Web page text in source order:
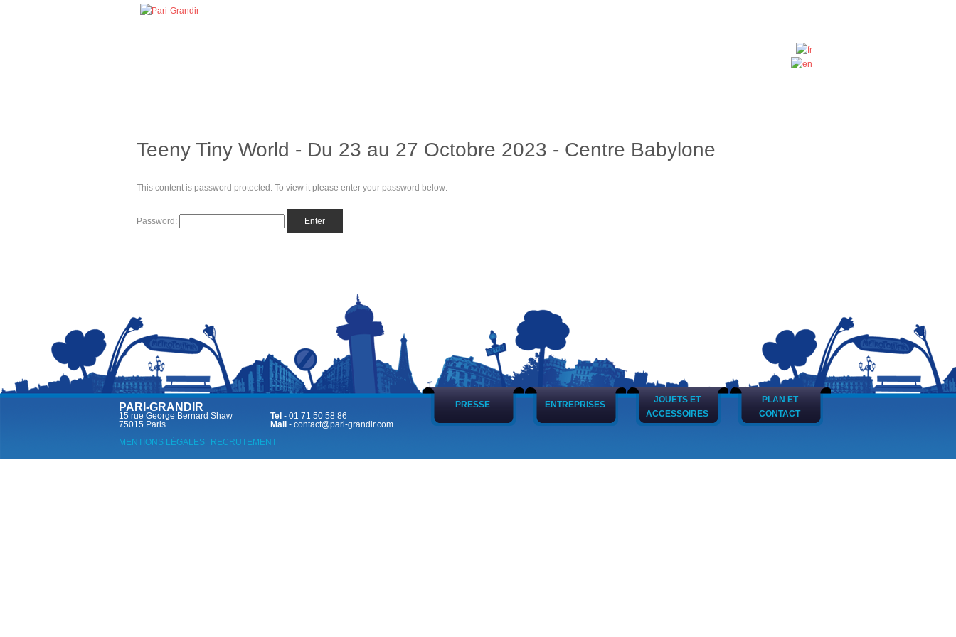
Teeny Tiny World - Du 23 au 27 Octobre 2023 - Centre Babylone
This content is password protected. To view it please enter your password below:
Password:
PARI-GRANDIR
15 rue George Bernard Shaw
75015 Paris
Tel - 01 71 50 58 86
Mail - contact@pari-grandir.com
MENTIONS LÉGALES
RECRUTEMENT
PRESSE ENTREPRISES
JOUETS ET
ACCESSOIRES
PLAN ET
CONTACT